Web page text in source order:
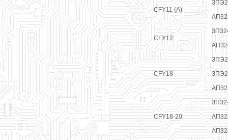
CFY11 (А)
CFY12
CFY18
CFY18-20